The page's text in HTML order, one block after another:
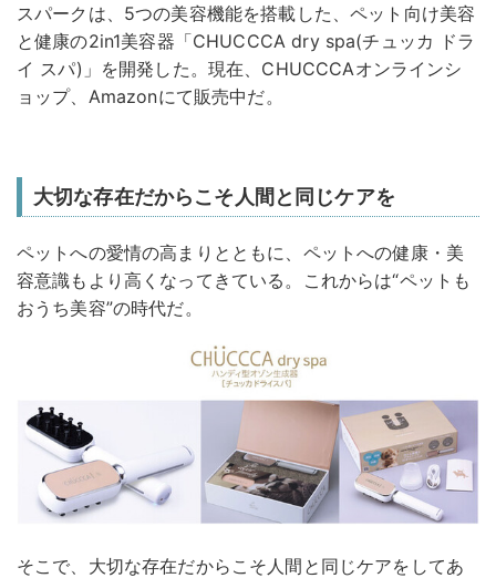
スパークは、5つの美容機能を搭載した、ペット向け美容
と健康の2in1美容器「CHUCCCA dry spa(チュッカ ドラ
イ スパ)」を開発した。現在、CHUCCCAオンラインシ
ョップ、Amazonにて販売中だ。
大切な存在だからこそ人間と同じケアを
ペットへの愛情の高まりとともに、ペットへの健康・美
容意識もより高くなってきている。これからは“ペットも
おうち美容”の時代だ。
そこで、大切な存在だからこそ人間と同じケアをしてあ